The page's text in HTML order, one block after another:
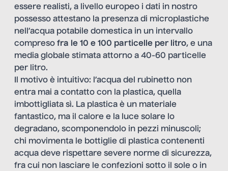
essere realisti, a livello europeo i dati in nostro
possesso attestano la presenza di microplastiche
nell’acqua potabile domestica in un intervallo
compreso fra le 10 e 100 particelle per litro, e una
media globale stimata attorno a 40-60 particelle
per litro.
Il motivo è intuitivo: l’acqua del rubinetto non
entra mai a contatto con la plastica, quella
imbottigliata sì. La plastica è un materiale
fantastico, ma il calore e la luce solare lo
degradano, scomponendolo in pezzi minuscoli;
chi movimenta le bottiglie di plastica contenenti
acqua deve rispettare severe norme di sicurezza,
fra cui non lasciare le confezioni sotto il sole o in